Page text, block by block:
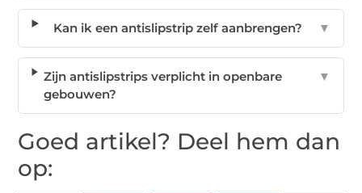
Kan ik een antislipstrip zelf aanbrengen? ▼
Zijn antislipstrips verplicht in openbare
gebouwen?
▼
Goed artikel? Deel hem dan
op: